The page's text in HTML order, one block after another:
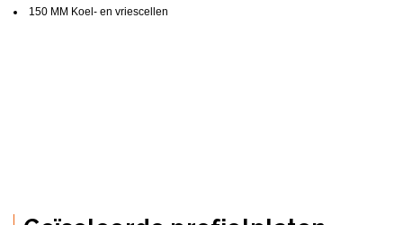
150 MM Koel- en vriescellen